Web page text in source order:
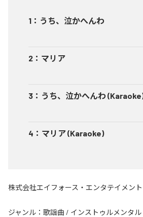
1 ： うち、泣かへんわ
2 ： マリア
3 ： うち、泣かへんわ
4 ： マリア (Karaoke)
株式会社エイフォース・エンタテイメント
ジャンル： 歌謡曲 / インストゥルメンタル